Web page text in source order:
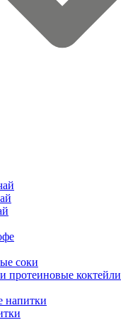
соки
протеиновые коктейли